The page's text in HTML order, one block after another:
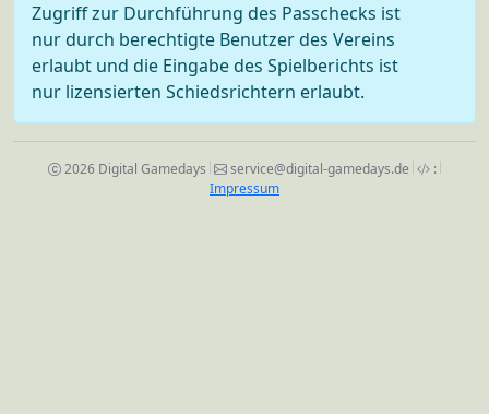
Zugriff zur Durchführung des Passchecks ist
nur durch berechtigte Benutzer des Vereins
erlaubt und die Eingabe des Spielberichts ist
nur lizensierten Schiedsrichtern erlaubt.
2026 Digital Gamedays service@digital-gamedays.de
:
Impressum